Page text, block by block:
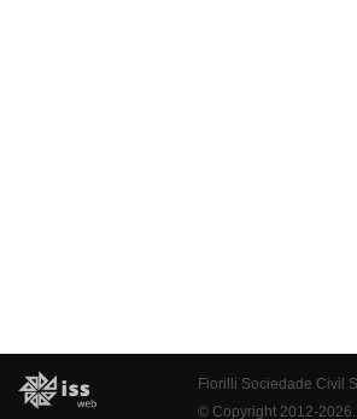
Fiorilli Sociedade Civil
© Copyright 2012-